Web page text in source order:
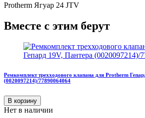
Protherm Ягуар 24 JTV
Вместе с этим берут
Ремкомплект трехходового клапана для Protherm
(0020097214)/77890064064
В корзину
Нет в наличии